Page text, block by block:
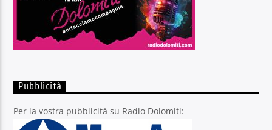
Pubblicità
Per la vostra pubblicità su Radio Dolomiti: